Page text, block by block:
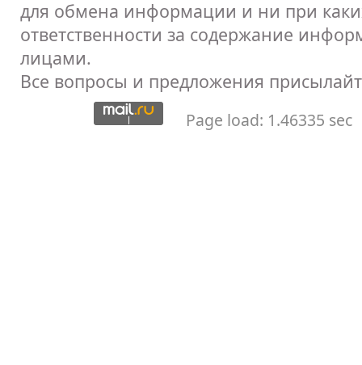
для обмена информации и ни при
ответственности за содержание
лицами.
Все вопросы и предложения
Page load: 1.46335 sec